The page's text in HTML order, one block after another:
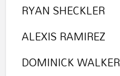
RYAN SHECKLER
ALEXIS RAMIREZ
DOMINICK WALKER